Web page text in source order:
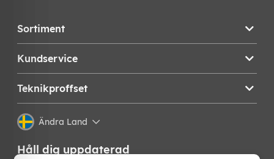
Sortiment
Kundservice
Teknikproffset
Ändra Land
Håll dig uppdaterad